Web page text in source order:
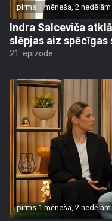
pirms 1 mēneša, 2 nedēļām
Indra Salceviča
slēpjas aiz spēcīgas
21. epizode
pirms 1 mēneša, 2 nedēļām